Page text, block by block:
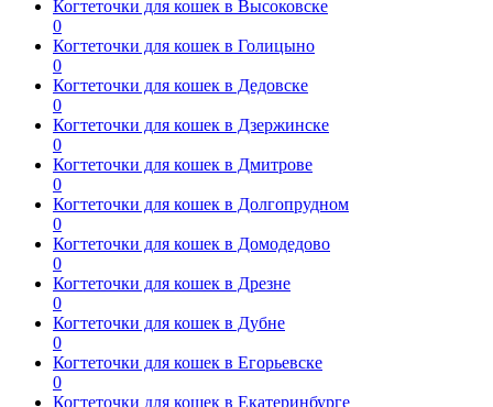
Когтеточки для кошек в Высоковске
0
Когтеточки для кошек в Голицыно
0
Когтеточки для кошек в Дедовске
0
Когтеточки для кошек в Дзержинске
0
Когтеточки для кошек в Дмитрове
0
Когтеточки для кошек в Долгопрудном
0
Когтеточки для кошек в Домодедово
0
Когтеточки для кошек в Дрезне
0
Когтеточки для кошек в Дубне
0
Когтеточки для кошек в Егорьевске
0
Когтеточки для кошек в Екатеринбурге